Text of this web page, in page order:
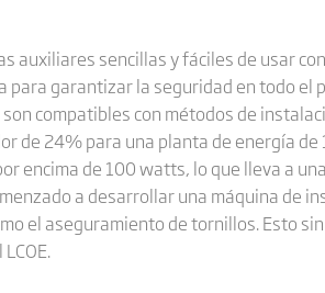
auxiliares sencillas y fáciles de usar
garantizar la seguridad en todo el
compatibles con métodos de
de 24% para una planta de energía de
encima de 100 watts, lo que lleva a
a desarrollar una máquina de
el aseguramiento de tornillos. Esto